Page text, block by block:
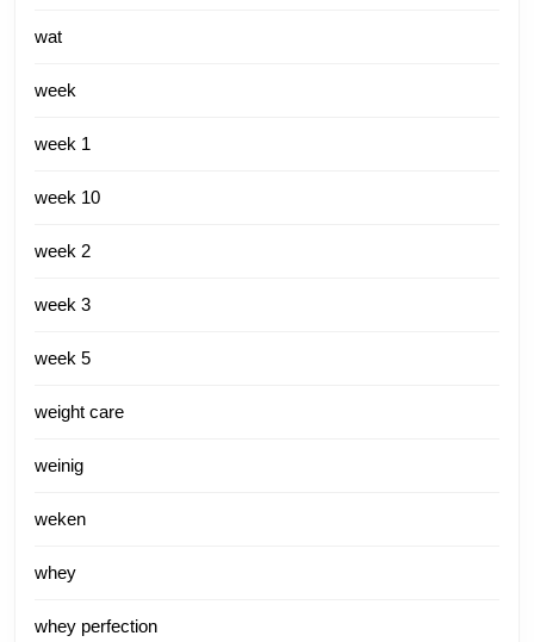
wat
week
week 1
week 10
week 2
week 3
week 5
weight care
weinig
weken
whey
whey perfection